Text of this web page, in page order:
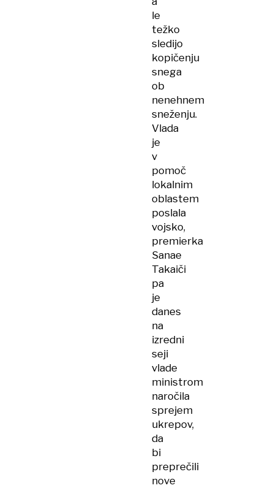
le
težko
sledijo
kopičenju
snega
ob
nenehnem
sneženju.
Vlada
je
v
pomoč
lokalnim
oblastem
poslala
vojsko,
premierka
Sanae
Takaiči
pa
je
danes
na
izredni
seji
vlade
ministrom
naročila
sprejem
ukrepov,
da
bi
preprečili
nove